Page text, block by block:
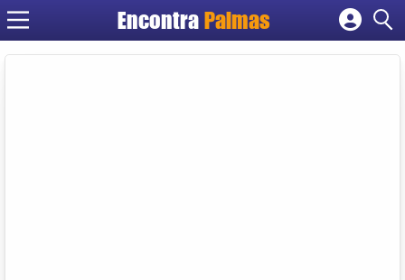
Encontra Palmas
Cadastrar empresa